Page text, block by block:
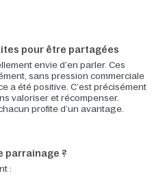
pour être partagées
envie d’en parler. Ces
sans pression commerciale
a été positive. C’est précisément
valoriser et récompenser.
profite d’un avantage.
parrainage ?
: